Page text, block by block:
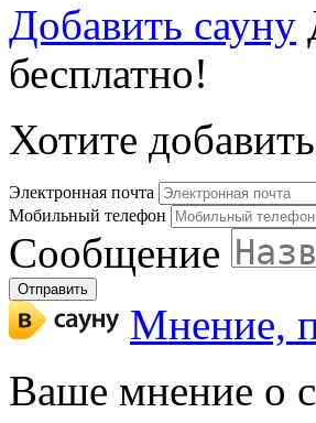
Добавить сауну
бесплатно!
Хотите
Электронная почта
Мобильный телефон
Сообщение
Мнение,
Ваше мнение о